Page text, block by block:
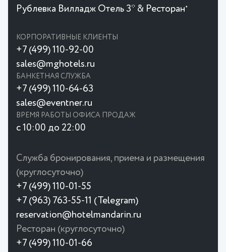
Рублевка Вилладж Отель 3* & Ресторан★
КОРПОРАТИВНЫЕ КЛИЕНТЫ
+7 (499) 110-92-00
sales@mghotels.ru
БАНКЕТНАЯ СЛУЖБА
+7 (499) 110-64-63
sales@eventner.ru
ВРЕМЯ РАБОТЫ ОФИСА ПРОДАЖ
с 10:00 до 22:00
Служба бронирования, приема и размещения
(круглосуточно)
+7 (499) 110-01-55
+7 (963) 763-55-11 (Telegram)
reservation@hotelmandarin.ru
Ресторан (круглосуточно)
+7 (499) 110-01-66